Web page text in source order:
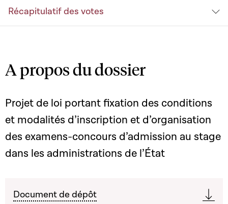
Récapitulatif des votes
A propos du dossier
Projet de loi portant fixation des conditions
et modalités d’inscription et d’organisation
des examens-concours d’admission au stage
dans les administrations de l’État
Document de dépôt